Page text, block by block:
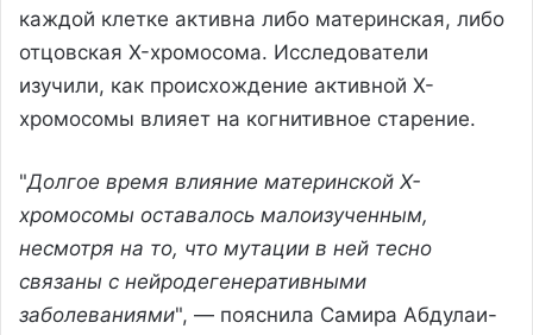
каждой клетке активна либо материнская, либо
отцовская X-хромосома. Исследователи
изучили, как происхождение активной X-
хромосомы влияет на когнитивное старение.
"Долгое время влияние материнской X-
хромосомы оставалось малоизученным,
несмотря на то, что мутации в ней тесно
связаны с нейродегенеративными
заболеваниями", — пояснила Самира Абдулаи-